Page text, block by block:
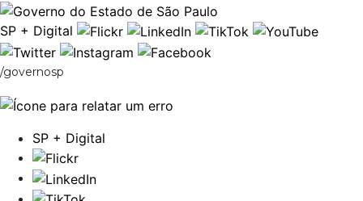
Ir para o Conteúdo
SP + Digital
/governosp
SP + Digital